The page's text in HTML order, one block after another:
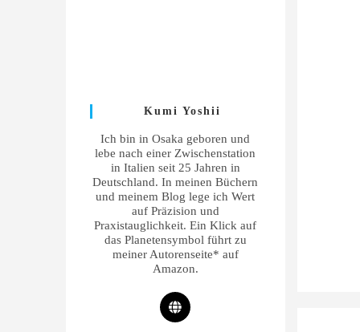
Kumi Yoshii
Ich bin in Osaka geboren und
lebe nach einer Zwischenstation
in Italien seit 25 Jahren in
Deutschland. In meinen Büchern
und meinem Blog lege ich Wert
auf Präzision und
Praxistauglichkeit. Ein Klick auf
das Planetensymbol führt zu
meiner Autorenseite* auf
Amazon.